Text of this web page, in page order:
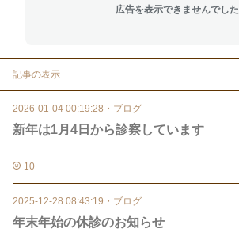
広告を表示できませんでした
記事の表示
2026-01-04 00:19:28 ・ ブログ
新年は1月4日から診察しています
10
2025-12-28 08:43:19 ・ ブログ
年末年始の休診のお知らせ